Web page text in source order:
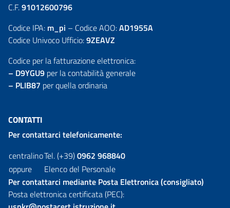
C.F.91012600796
Codice IPA: m_pi – Codice AOO:AD1955A
Codice Univoco Ufficio:9ZEAVZ
Codice per la fatturazione elettronica:
– D9YGU9 per la contabilità generale
– PLIB87 per quella ordinaria
CONTATTI
Per contattarci telefonicamente:
centralinoTel. (+39)0962 968840
oppure
Elenco del Personale
Per contattarci mediante Posta Elettronica (consigliato)
Posta elettronica certificata (PEC):